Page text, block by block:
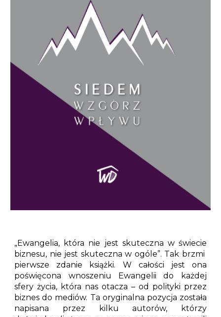
„Ewangelia, która nie jest skuteczna w świecie
biznesu, nie jest skuteczna w ogóle”. Tak brzmi
pierwsze zdanie książki. W całości jest ona
poświęcona wnoszeniu Ewangelii do każdej
sfery życia, która nas otacza – od polityki przez
biznes do mediów. Ta oryginalna pozycja została
napisana przez kilku autorów, którzy